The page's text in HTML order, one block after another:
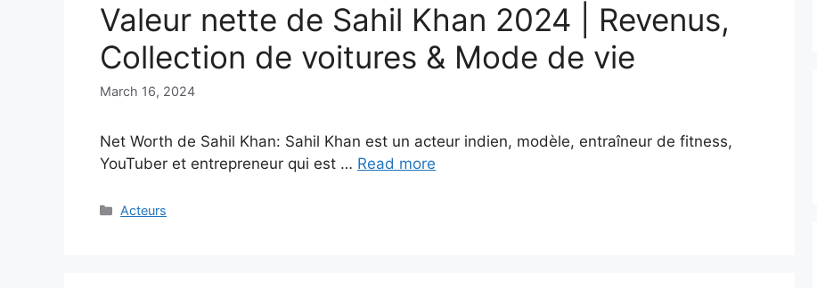
Valeur nette de Sahil Khan 2024 | Revenus,
Collection de voitures & Mode de vie
March 16, 2024
Net Worth de Sahil Khan: Sahil Khan est un acteur indien, modèle, entraîneur de fitness,
YouTuber et entrepreneur qui est … Read more
Categories
Acteurs